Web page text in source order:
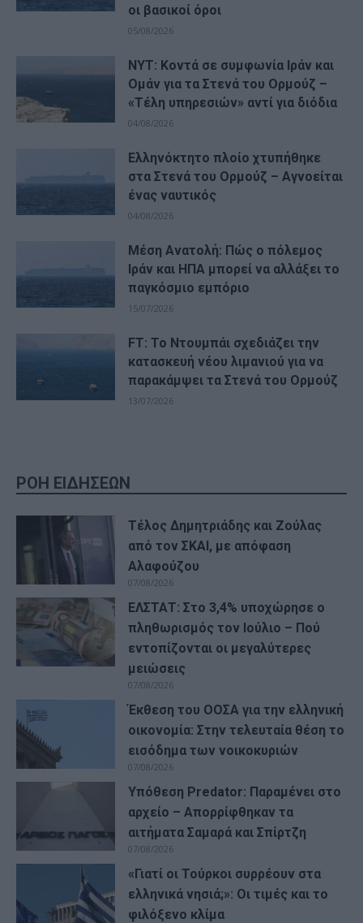
οι βασικοί όροι
05/08/2026
NYT: Κοντά σε συμφωνία Ιράν και
Ομάν για τα Στενά του Ορμούζ –
«Τέλη υπηρεσιών» αντί για διόδια
04/08/2026
Ελληνόκτητο πλοίο χτυπήθηκε
στα Στενά του Ορμούζ – Αγνοείται
ένας ναυτικός
04/08/2026
Μέση Ανατολή: Πώς ο πόλεμος
Ιράν και ΗΠΑ μπορεί να αλλάξει το
παγκόσμιο εμπόριο
15/07/2026
FT: Το Ντουμπάι σχεδιάζει την
κατασκευή νέου λιμανιού για να
παρακάμψει τα Στενά του Ορμούζ
13/07/2026
ΡΟΗ ΕΙΔΗΣΕΩΝ
Τέλος Δημητριάδης και Ζούλας
από τον ΣΚΑΙ, με απόφαση
Αλαφούζου
07/08/2026
ΕΛΣΤΑΤ: Στο 3,4% υποχώρησε ο
πληθωρισμός τον Ιούλιο – Πού
εντοπίζονται οι μεγαλύτερες
μειώσεις
07/08/2026
Έκθεση του ΟΟΣΑ για την ελληνική
οικονομία: Στην τελευταία θέση το
εισόδημα των νοικοκυριών
07/08/2026
Υπόθεση Predator: Παραμένει στο
αρχείο – Απορρίφθηκαν τα
αιτήματα Σαμαρά και Σπίρτζη
07/08/2026
«Γιατί οι Τούρκοι συρρέουν στα
ελληνικά νησιά;»: Οι τιμές και το
φιλόξενο κλίμα